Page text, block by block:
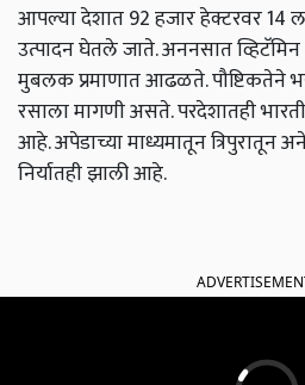
आपल्या देशात 92हजार हेक्टरवर14
उत्पादन घेतले जाते. अननसात
मुबलक प्रमाणात आढळते. पौष्टिकतेने
रसाला मागणी असते. परदेशातही
आहे. अपेडाच्या माध्यमातून त्रिपुरातून
निर्यातही झाली आहे.